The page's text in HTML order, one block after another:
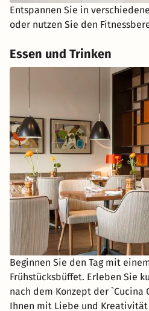
Entspannen Sie in
oder nutzen Sie den
Essen und Trinken
Beginnen Sie den Tag mit
Frühstücksbüffet. Erleben Sie
nach dem Konzept der
Ihnen mit Liebe und